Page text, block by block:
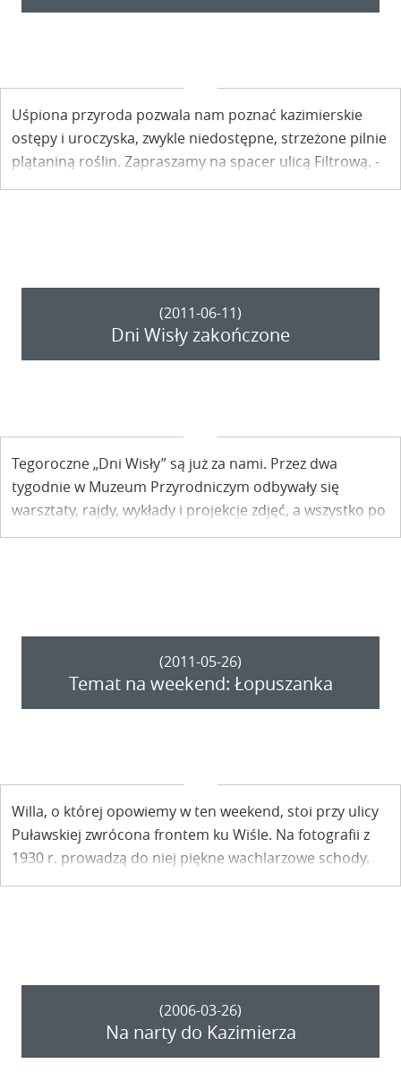
Uśpiona przyroda pozwala nam poznać kazimierskie
ostępy i uroczyska, zwykle niedostępne, strzeżone pilnie
plątaniną roślin. Zapraszamy na spacer ulicą Filtrową. -
Czy tędy dojdę do Norowego Dołu? - pytam
(2011-06-11)
Dni Wisły zakończone
Tegoroczne „Dni Wisły” są już za nami. Przez dwa
tygodnie w Muzeum Przyrodniczym odbywały się
warsztaty, rajdy, wykłady i projekcje zdjęć, a wszystko po
to, by ukazać piękno rzeki Wisły.
(2011-05-26)
Temat na weekend: Łopuszanka
Willa, o której opowiemy w ten weekend, stoi przy ulicy
Puławskiej zwrócona frontem ku Wiśle. Na fotografii z
1930 r. prowadzą do niej piękne wachlarzowe schody.
Co robi dom znany z praktyk okultystycznych za
(2006-03-26)
Na narty do Kazimierza